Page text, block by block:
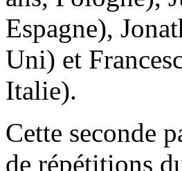
Espagne),
Uni) et
Italie).
Cette seconde
de répétitions